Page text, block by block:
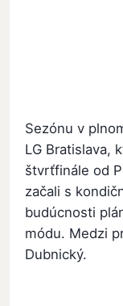
Sezónu v
LG Bratislava,
štvrťfinále od
začali s
budúcnosti
módu. Medzi
Dubnický.